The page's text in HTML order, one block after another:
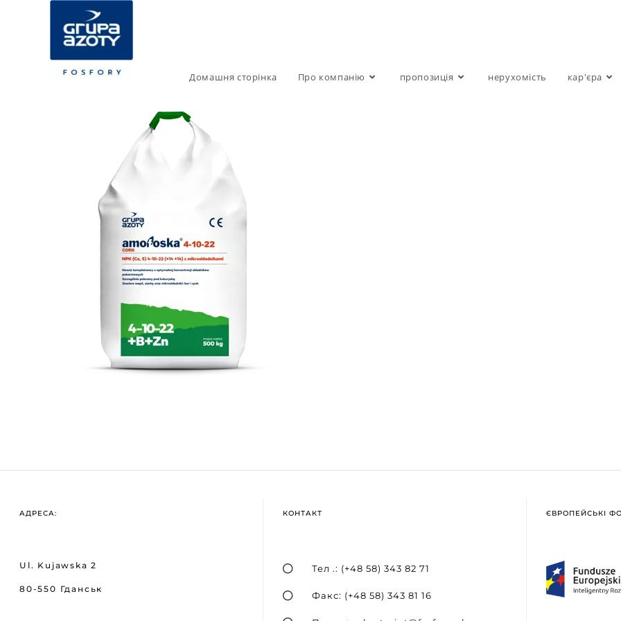
Домашня сторінка Про компанію пропозиція нерухомість кар'єра
АДРЕСА:
Ul. Kujawska 2
80-550 Гданськ
КОНТАКТ
Тел .: (+48 58) 343 82 71
Факс: (+48 58) 343 81 16
ЄВРОПЕЙСЬКІ